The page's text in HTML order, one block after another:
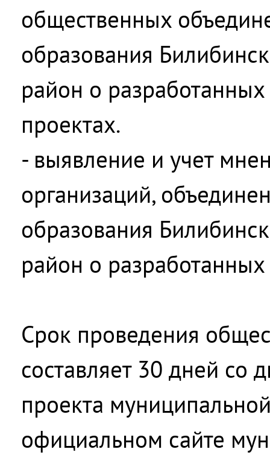
общественных
образования
район о
проектах.
- выявление и учет
организаций,
образования
район о
Срок проведения
составляет 30 дней со
проекта
официальном сайте